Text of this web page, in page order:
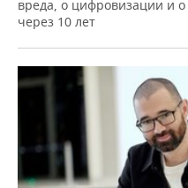
вреда, о цифровизации и о
через 10 лет